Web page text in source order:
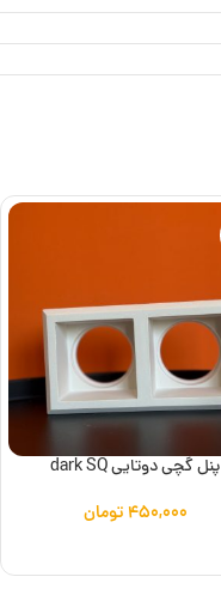
پنل گچی دوتایی dark SQ
۴۵۰,۰۰۰تومان